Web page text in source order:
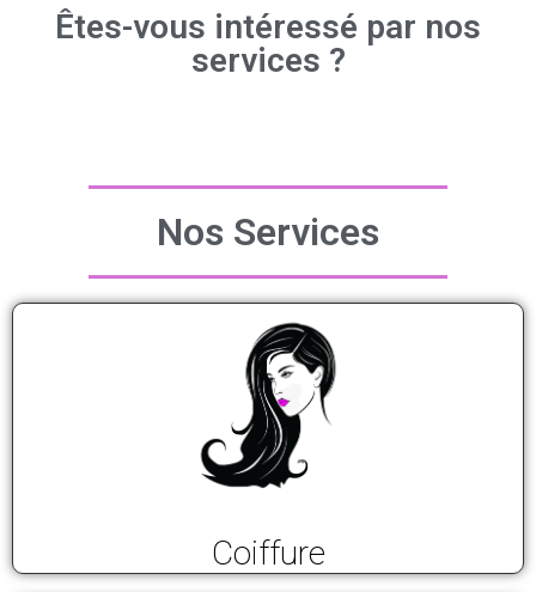
Êtes-vous intéressé par nos
services ?
Nos Services
Coiffure